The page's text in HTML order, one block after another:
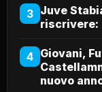
3 Juve
riscrivere:
4 Giovani,
nuovo